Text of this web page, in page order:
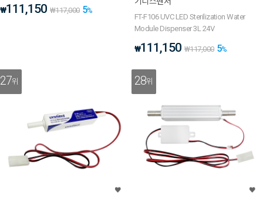
₩111,150 ₩117,000 5%
FT-F106 UVC LED Sterilization Water
Module Dispenser 3L 24V
₩111,150 ₩117,000 5%
27위 28위